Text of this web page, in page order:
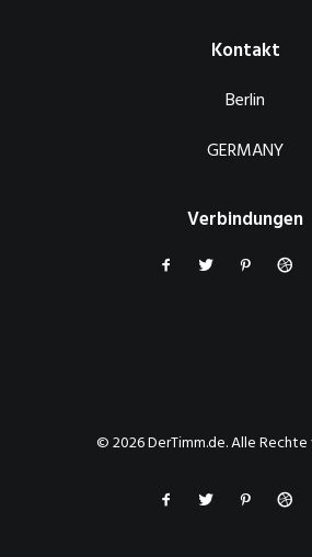
Kontakt
Berlin
GERMANY
Verbindungen
© 2026 DerTimm.de. Alle